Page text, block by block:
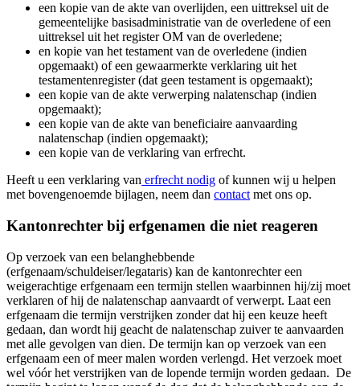
een kopie van de akte van overlijden, een uittreksel uit de
gemeentelijke basisadministratie van de overledene of een
uittreksel uit het register OM van de overledene;
en kopie van het testament van de overledene (indien
opgemaakt) of een gewaarmerkte verklaring uit het
testamentenregister (dat geen testament is opgemaakt);
een kopie van de akte verwerping nalatenschap (indien
opgemaakt);
een kopie van de akte van beneficiaire aanvaarding
nalatenschap (indien opgemaakt);
een kopie van de verklaring van erfrecht.
Heeft u een verklaring van erfrecht nodig of kunnen wij u helpen
met bovengenoemde bijlagen, neem dan contact met ons op.
Kantonrechter bij erfgenamen die niet reageren
Op verzoek van een belanghebbende
(erfgenaam/schuldeiser/legataris) kan de kantonrechter een
weigerachtige erfgenaam een termijn stellen waarbinnen hij/zij moet
verklaren of hij de nalatenschap aanvaardt of verwerpt. Laat een
erfgenaam die termijn verstrijken zonder dat hij een keuze heeft
gedaan, dan wordt hij geacht de nalatenschap zuiver te aanvaarden
met alle gevolgen van dien. De termijn kan op verzoek van een
erfgenaam een of meer malen worden verlengd. Het verzoek moet
wel vóór het verstrijken van de lopende termijn worden gedaan. De